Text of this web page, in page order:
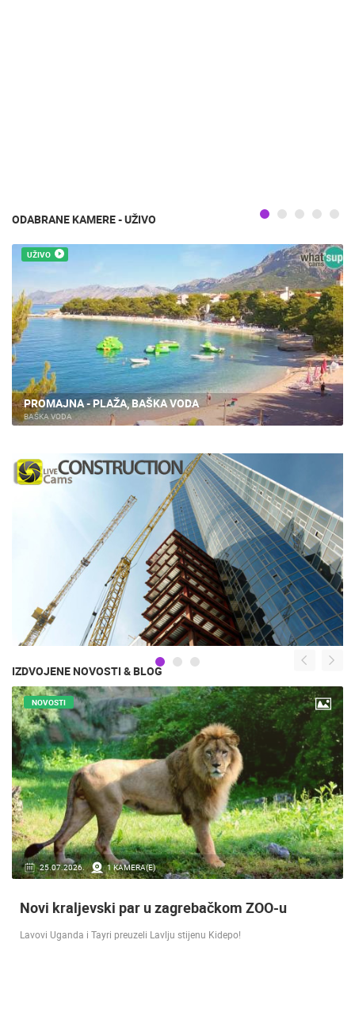
ODABRANE KAMERE - UŽIVO
UŽIVO
PROMAJNA - PLAŽA, BAŠKA VODA
BAŠKA VODA
IZDVOJENE NOVOSTI & BLOG
16.07.2018. 9 KAMERA(E)
NOVOSTI
Doček Vatrenih u Zagrebu nakon osvojenog
srebra [ ZADAR - SPLIT 17.07 ]